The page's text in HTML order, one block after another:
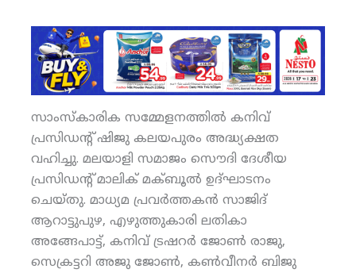
സാംസ്‌കാരിക സമ്മേളനത്തില്‍ കനിവ്
പ്രസിഡന്റ് ഷിജു കലയപുരം അദ്ധ്യക്ഷത
വഹിച്ചു. മലയാളി സമാജം സൌദി ദേശീയ
പ്രസിഡന്റ് മാലിക് മക്ബൂല്‍ ഉദ്ഘാടനം
ചെയ്തു. മാധ്യമ പ്രവര്‍ത്തകന്‍ സാജിദ്
ആറാട്ടുപുഴ, എഴുത്തുകാരി ലതികാ
അങ്ങേപാട്ട്, കനിവ് ട്രഷറര്‍ ജോണ്‍ രാജു,
സെക്രട്ടറി അജു ജോണ്‍, കണ്‍വീനര്‍ ബിജു